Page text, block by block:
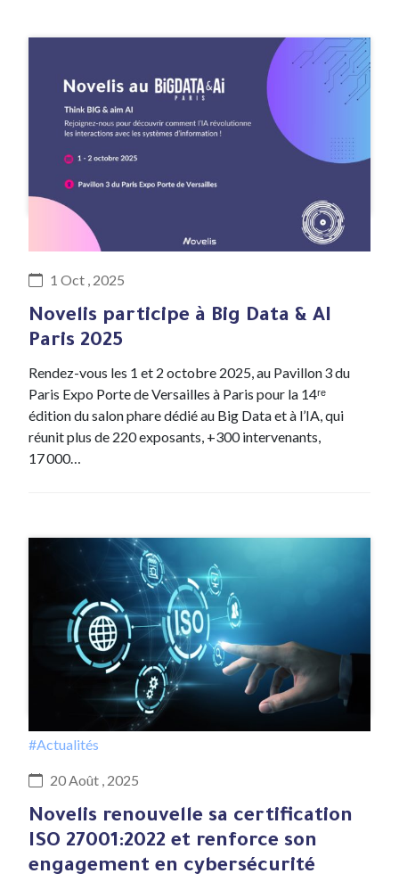
#Evenement
1 Oct , 2025
Novelis participe à Big Data & AI
Paris 2025
Rendez-vous les 1 et 2 octobre 2025, au Pavillon 3 du
Paris Expo Porte de Versailles à Paris pour la 14ʳᵉ
édition du salon phare dédié au Big Data et à l’IA, qui
réunit plus de 220 exposants, +300 intervenants,
17 000…
#Actualités
20 Août , 2025
Novelis renouvelle sa certification
ISO 27001:2022 et renforce son
engagement en cybersécurité